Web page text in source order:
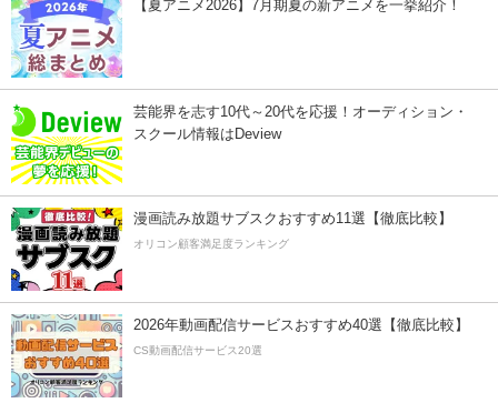
【夏アニメ2026】7月期夏の新アニメを一挙紹介！
芸能界を志す10代～20代を応援！オーディション・
スクール情報はDeview
漫画読み放題サブスクおすすめ11選【徹底比較】
オリコン顧客満足度ランキング
2026年動画配信サービスおすすめ40選【徹底比較】
CS動画配信サービス20選